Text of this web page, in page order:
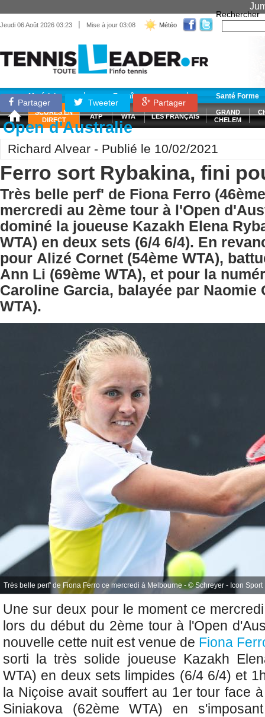
Jeudi 06 Août 2026 03:23 | Mise à jour 03:08 Météo
Rechercher
Matériel Entraînement Santé Forme
SCORES EN
DIRECT
ATP WTA LES FRANÇAIS
GRAND
CHELEM
Partager Tweeter Partager
Open d'Australie
Richard Alvear - Publié le 10/02/2021
Ferro sort Rybakina, fini
Très belle perf' de Fiona Ferro
mercredi au 2ème tour à l'Open
dominé la joueuse Kazakh Elena
WTA) en deux sets (6/4 6/4). En
pour Alizé Cornet (54ème WTA),
Ann Li (69ème WTA), et pour la
Caroline Garcia, balayée par Naomie
WTA).
Très belle perf' de Fiona Ferro ce mercredi à Melbourne - © Schreyer - Icon Sport
Une sur deux pour le moment ce
lors du début du 2ème tour à l'Open
nouvelle cette nuit est venue de Fiona
sorti la très solide joueuse Kazakh
WTA) en deux sets limpides (6/4 6/4) et
la Niçoise avait souffert au 1er tour face
Siniakova (62ème WTA) en